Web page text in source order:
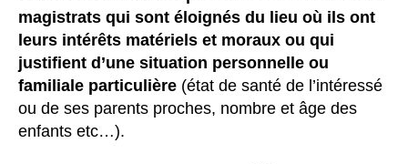
magistrats qui sont éloignés du lieu où ils ont
leurs intérêts matériels et moraux ou qui
justifient d’une situation personnelle ou
familiale particulière (état de santé de l’intéressé
ou de ses parents proches, nombre et âge des
enfants etc…).